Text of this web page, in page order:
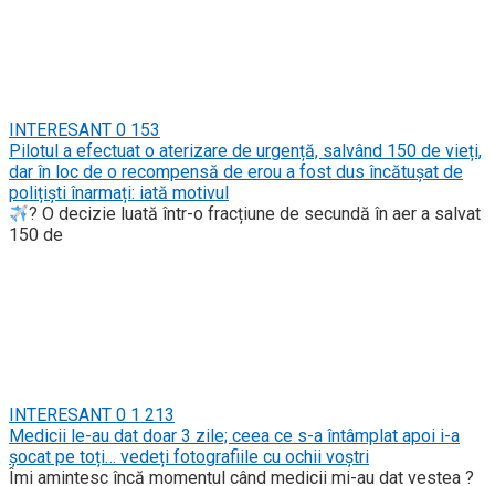
INTERESANT 0 153
Pilotul a efectuat o aterizare de urgență, salvând 150 de vieți,
dar în loc de o recompensă de erou a fost dus încătușat de
polițiști înarmați: iată motivul
? O decizie luată într-o fracțiune de secundă în aer a salvat
150 de
INTERESANT 0 1 213
Medicii le-au dat doar 3 zile; ceea ce s-a întâmplat apoi i-a
șocat pe toți… vedeți fotografiile cu ochii voștri
Îmi amintesc încă momentul când medicii mi-au dat vestea ?